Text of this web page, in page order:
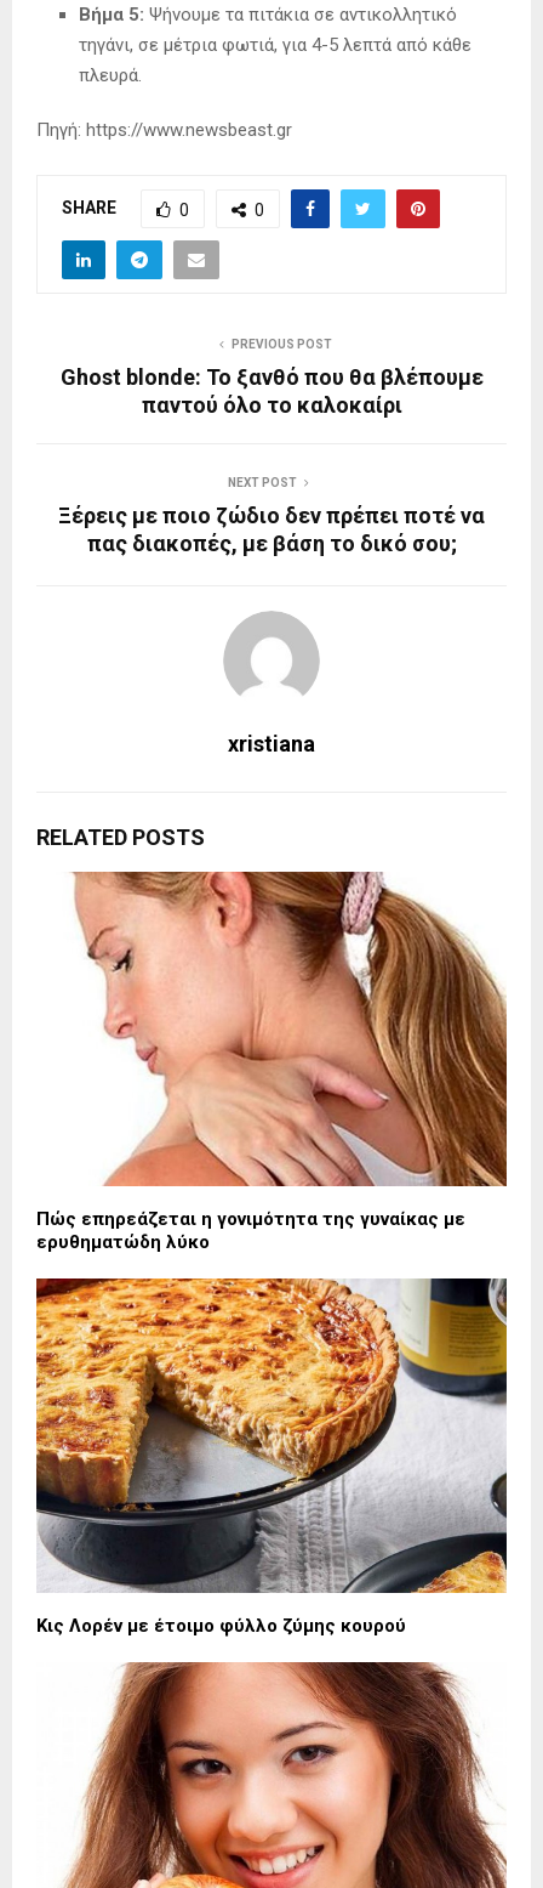
Βήμα 5: Ψήνουμε τα πιτάκια σε αντικολλητικό
τηγάνι, σε μέτρια φωτιά, για 4-5 λεπτά από κάθε
πλευρά.
Πηγή: https://www.newsbeast.gr
SHARE 0 0
PREVIOUS POST
Ghost blonde: Το ξανθό που θα βλέπουμε
παντού όλο το καλοκαίρι
NEXT POST
Ξέρεις με ποιο ζώδιο δεν πρέπει ποτέ να
πας διακοπές, με βάση το δικό σου;
xristiana
RELATED POSTS
Πώς επηρεάζεται η γονιμότητα της γυναίκας με
ερυθηματώδη λύκο
Κις Λορέν με έτοιμο φύλλο ζύμης κουρού